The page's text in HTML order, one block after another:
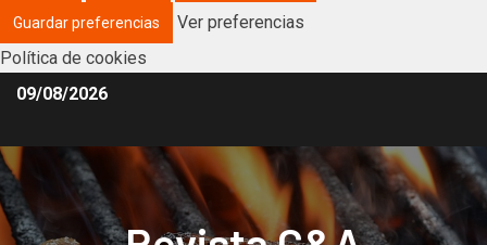
Guardar preferencias
Ver preferencias
Política de cookies
09/08/2026